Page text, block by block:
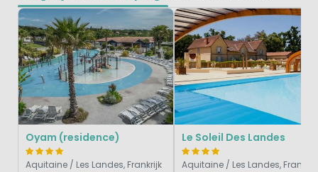
Oyam (residence)
Aquitaine / Les Landes, Frankrijk
Le Soleil Des Landes
Aquitaine / Les Landes, Frankrijk